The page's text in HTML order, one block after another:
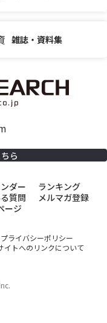
雑誌・資料集
ら
ダー
ランキング
質問
メルマガ登録
ージ
プライバシーポリシー
イトへのリンクについて